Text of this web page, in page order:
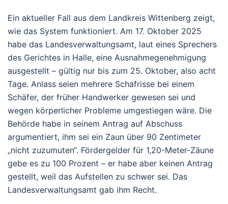
Ein aktueller Fall aus dem Landkreis Wittenberg zeigt,
wie das System funktioniert. Am 17. Oktober 2025
habe das Landesverwaltungsamt, laut eines Sprechers
des Gerichtes in Halle, eine Ausnahmegenehmigung
ausgestellt – gültig nur bis zum 25. Oktober, also acht
Tage. Anlass seien mehrere Schafrisse bei einem
Schäfer, der früher Handwerker gewesen sei und
wegen körperlicher Probleme umgestiegen wäre. Die
Behörde habe in seinem Antrag auf Abschuss
argumentiert, ihm sei ein Zaun über 90 Zentimeter
„nicht zuzumuten“. Fördergelder für 1,20-Meter-Zäune
gebe es zu 100 Prozent – er habe aber keinen Antrag
gestellt, weil das Aufstellen zu schwer sei. Das
Landesverwaltungsamt gab ihm Recht.